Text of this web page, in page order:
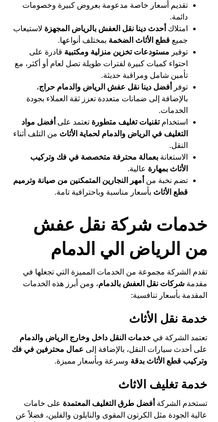
تقديم أسعار خاصة مدعومة بعروض كبيرة وخصومات
دائمة.
امتلاك أحدث دينا نقل العفش بالرياض المجهزة لاستيعاب
جميعقطع الأثاث الضخمة بمختلف أنواعها.
توفير مستودعات تخزين منزلية ومكتبية قادرة على
احتواء كميات كبيرة لفترات طويلة تصل لعام أو أكثر، مع
تأمين شامل ومراقبة حديثة.
توفر
أفضل دينا نقل عفش الرياض والدمام حراج،
بالإضافة إلى ضمانات متعددة تعزز ثقة العملاء بجودة
الخدمات.
استخدامتقنيات تغليف متطورة تعتمد على أفضل مواد
التغليف في الرياض والدمام لحماية الأثاث من التلف أثناء
النقل.
الاستعانةبعمالة محترفة متخصصة في فك وتركيب
الأثاث بمهارة عالية.
تضم نخبة من أمهر النجارين المتمكنين من صيانة وترميم
قطع الأثاث بأسعار مناسبة وباحترافية تامة.
خدمات شركة نقل عفش
من الرياض الي الدمام
تقدم الشركة مجموعة من الخدمات المميزة التي تجعلها في
مقدمةشركات نقل العفش بالدمام، ومن أبرز هذه الخدمات
المقدمة بأسعار تنافسية:
خدمة نقل الأثاث
تعتمد الشركة فيخدمات النقل داخل وخارج الرياض والدمام
على أحدث سيارات النقل، بالإضافة إلى عمال محترفين في فك
وتركيب قطع الأثاث بدقة وسرعة وبأسعار مميزة.
خدمة تغليف الاثاث
تستخدم الشركة أفضل طرق التغليف المعتمدة على خامات
عالية الجودة مثل الكرتون المقوى والنايلون والفلين، فضلاً عن